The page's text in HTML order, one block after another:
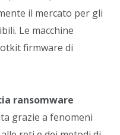
il mercato per gli
Le macchine
firmware di
ransomware
grazie a fenomeni